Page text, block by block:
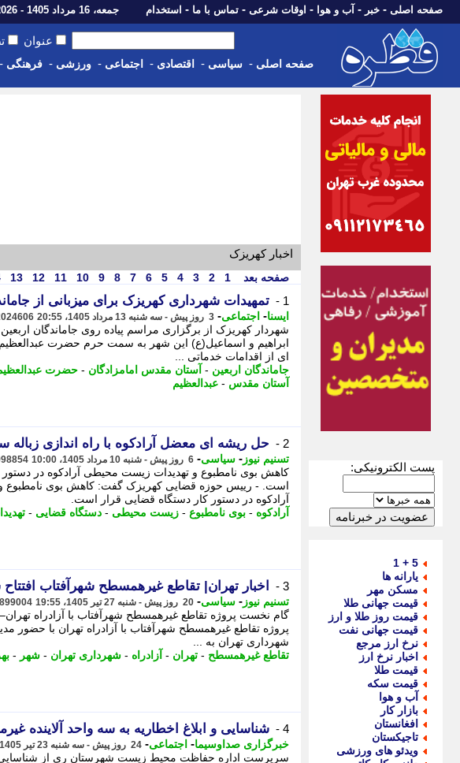
صفحه اصلی - خبر - آب و هوا - اوقات شرعی - تماس با ما - استخدام جمعه، 16 مرداد 1405 - Fri, 07th Aug 2026
عنوان
صفحه اصلی - سیاسی - اقتصادی - اجتماعی - ورزشی - فرهنگی -
پست الکترونیکی:
5 + 1
یارانه ها
مسکن مهر
قیمت جهانی طلا
قیمت روز طلا و ارز
قیمت جهانی نفت
نرخ ارز مرجع
اخبار نرخ ارز
قیمت طلا
قیمت سکه
آب و هوا
بازار کار
افغانستان
تاجیکستان
ویدئو های ورزشی
اخبار کهریزک
صفحه بعد 1
2
3
4
5
6
7
8
9
10
11
12
13
1 - تمهیدات شهرداری کهریزک برای میزبانی از
ایسنا- اجتماعی- 3 روز پیش - سه شنبه 13 مرداد 1405، 20:55
شهردار کهریزک از برگزاری مراسم پیاده روی جاماندگان
ابراهیم و اسماعیل(ع) این شهر به سمت حرم حضرت
ای از اقدامات خدماتی ...
جاماندگان اربعین - آستان مقدس امامزادگان - حضرت
آستان مقدس - عبدالعظیم
2 - حل ریشه ای معضل آرادکوه با راه اندازی زباله
تسنیم نیوز - سیاسی- 6 روز پیش - شنبه 10 مرداد 1405، 10:00
کاهش بوی نامطبوع و تهدیدات زیست محیطی آرادکوه در دستور
است. - رییس حوزه قضایی کهریزک گفت: کاهش بوی نامطبوع
آرادکوه در دستور کار دستگاه قضایی قرار است.
آرادکوه - بوی نامطبوع - زیست محیطی - دستگاه قضایی -
3 - اخبار تهران| تقاطع غیرهمسطح شهرآفتاب
تسنیم نیوز - سیاسی- 20 روز پیش - شنبه 27 تیر 1405، 19:55
گام نخست پروژه تقاطع غیرهمسطح شهرآفتاب با آزادراه
پروژه تقاطع غیرهمسطح شهرآفتاب با آزادراه تهران با حضور
شهرداری تهران به ...
تقاطع غیرهمسطح - تهران - آزادراه - شهرداری تهران - شهر -
4 - شناسایی و ابلاغ اخطاریه به سه واحد آلاینده
خبرگزاری صداوسیما- اجتماعی- 24 روز پیش - سه شنبه 23 تیر 1405، 12:45
سرپرست اداره حفاظت محیط زیست شهرستان ری از